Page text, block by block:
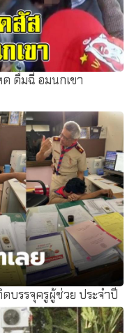
ดื่มฉี่ อมนกเขา
บรรจุครูผู้ช่วย ประจำปี